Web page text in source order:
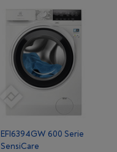
EFI6394GW 600 Serie
SensiCare